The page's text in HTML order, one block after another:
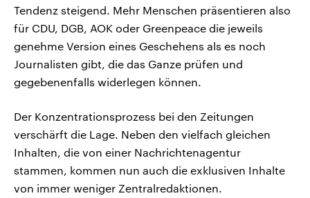
Tendenz steigend. Mehr Menschen präsentieren also
für CDU, DGB, AOK oder Greenpeace die jeweils
genehme Version eines Geschehens als es noch
Journalisten gibt, die das Ganze prüfen und
gegebenenfalls widerlegen können.
Der Konzentrationsprozess bei den Zeitungen
verschärft die Lage. Neben den vielfach gleichen
Inhalten, die von einer Nachrichtenagentur
stammen, kommen nun auch die exklusiven Inhalte
von immer weniger Zentralredaktionen.